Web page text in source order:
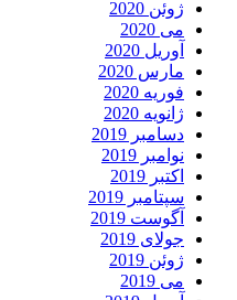
ژوئن 2020
می 2020
آوریل 2020
مارس 2020
فوریه 2020
ژانویه 2020
دسامبر 2019
نوامبر 2019
اکتبر 2019
سپتامبر 2019
آگوست 2019
جولای 2019
ژوئن 2019
می 2019